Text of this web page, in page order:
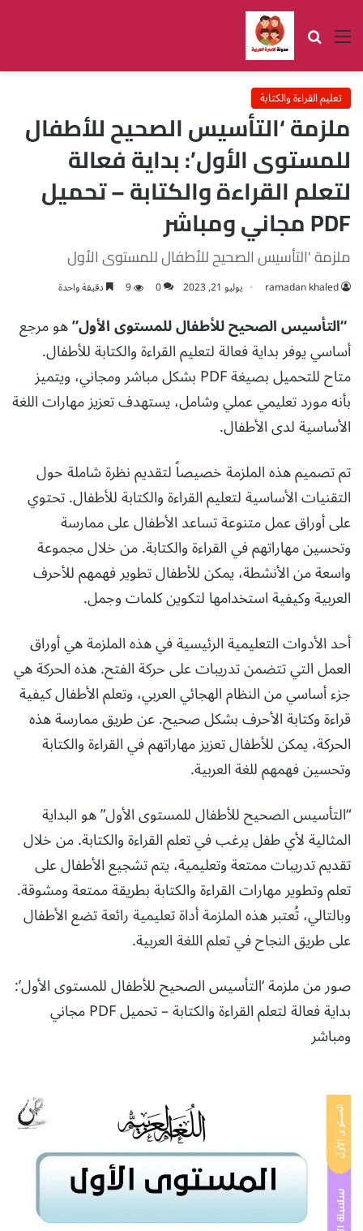
القائمة بحث عن
تعليم القراءة والكتابة
ملزمة ‘التأسيس الصحيح للأطفال
للمستوى الأول’: بداية فعالة
لتعلم القراءة والكتابة – تحميل
PDF مجاني ومباشر
ملزمة 'التأسيس الصحيح للأطفال للمستوى الأول
ramadan khaled يوليو 21, 2023 0
9 دقيقة واحدة
“التأسيس الصحيح للأطفال للمستوى الأول”هو مرجع
أساسي يوفر بداية فعالة لتعليم القراءة والكتابة للأطفال.
متاح للتحميل بصيغة PDF بشكل مباشر ومجاني، ويتميز
بأنه مورد تعليمي عملي وشامل، يستهدف تعزيز مهارات اللغة
الأساسية لدى الأطفال.
تم تصميم هذه الملزمة خصيصاً لتقديم نظرة شاملة حول
التقنيات الأساسية لتعليم القراءة والكتابة للأطفال. تحتوي
على أوراق عمل متنوعة تساعد الأطفال على ممارسة
وتحسين مهاراتهم في القراءة والكتابة. من خلال مجموعة
واسعة من الأنشطة، يمكن للأطفال تطوير فهمهم للأحرف
العربية وكيفية استخدامها لتكوين كلمات وجمل.
أحد الأدوات التعليمية الرئيسية في هذه الملزمة هي أوراق
العمل التي تتضمن تدريبات على حركة الفتح. هذه الحركة هي
جزء أساسي من النظام الهجائي العربي، وتعلم الأطفال كيفية
قراءة وكتابة الأحرف بشكل صحيح. عن طريق ممارسة هذه
الحركة، يمكن للأطفال تعزيز مهاراتهم في القراءة والكتابة
وتحسين فهمهم للغة العربية.
“التأسيس الصحيح للأطفال للمستوى الأول” هو البداية
المثالية لأي طفل يرغب في تعلم القراءة والكتابة. من خلال
تقديم تدريبات ممتعة وتعليمية، يتم تشجيع الأطفال على
تعلم وتطوير مهارات القراءة والكتابة بطريقة ممتعة ومشوقة.
وبالتالي، تُعتبر هذه الملزمة أداة تعليمية رائعة تضع الأطفال
على طريق النجاح في تعلم اللغة العربية.
صور من ملزمة ‘التأسيس الصحيح للأطفال للمستوى الأول’:
بداية فعالة لتعلم القراءة والكتابة – تحميل PDF مجاني
ومباشر